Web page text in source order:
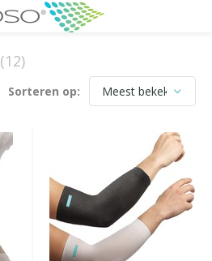
(12)
Sorteren op: